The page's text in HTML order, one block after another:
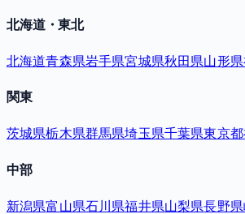
北海道・東北
北海道青森県岩手県宮城県秋田県山形県
関東
茨城県栃木県群馬県埼玉県千葉県東京都
中部
新潟県富山県石川県福井県山梨県長野県